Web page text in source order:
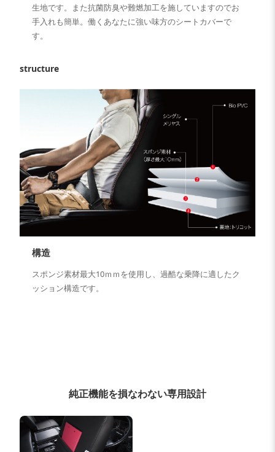
生地です。また抗菌防臭や難燃加工を施していますのでお
手入れも簡単。働くあなたに強い味方のシートカバーで
す。
structure
構造
スポンジ素材最大10ｍｍを使用し、過酷な乗降に適したク
ッション構造です。
純正機能を損なわない専用設計